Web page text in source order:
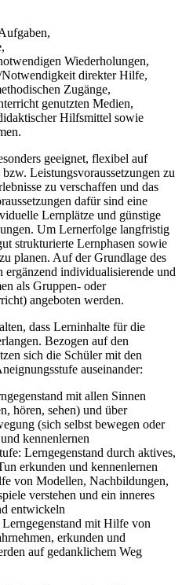
Wiederholungen,
direkter Hilfe,
Zugänge,
genutzten Medien,
Hilfsmittel sowie
geeignet, flexibel auf
Leistungsvoraussetzungen zu
zu verschaffen und das
dafür sind eine
Lernplätze und günstige
Um Lernerfolge langfristig
strukturierte Lernphasen sowie
planen. Auf der Grundlage des
individualisierende und
als Gruppen- oder
angeboten werden.
dass Lerninhalte für die
Bezogen auf den
sich die Schüler mit den
auseinander:
mit allen Sinnen
hören, sehen) und über
(sich selbst bewegen oder
kennenlernen
Lerngegenstand durch aktives,
erkunden und kennenlernen
von Modellen, Nachbildungen,
verstehen und ein inneres
entwickeln
mit Hilfe von
erkunden und
auf gedanklichem Weg